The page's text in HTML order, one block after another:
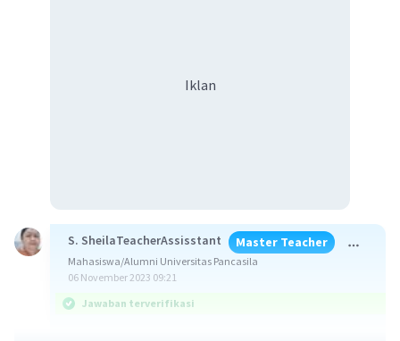
Iklan
S. SheilaTeacherAssisstant Master Teacher
Mahasiswa/Alumni Universitas Pancasila
06 November 2023 09:21
Jawaban terverifikasi